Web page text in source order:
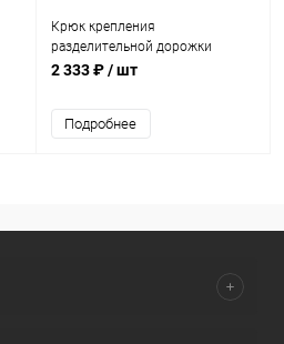
Крюк крепления
разделительной дорожки
Gemas AISI 304 (14650)
2 333 ₽/ шт
Подробнее